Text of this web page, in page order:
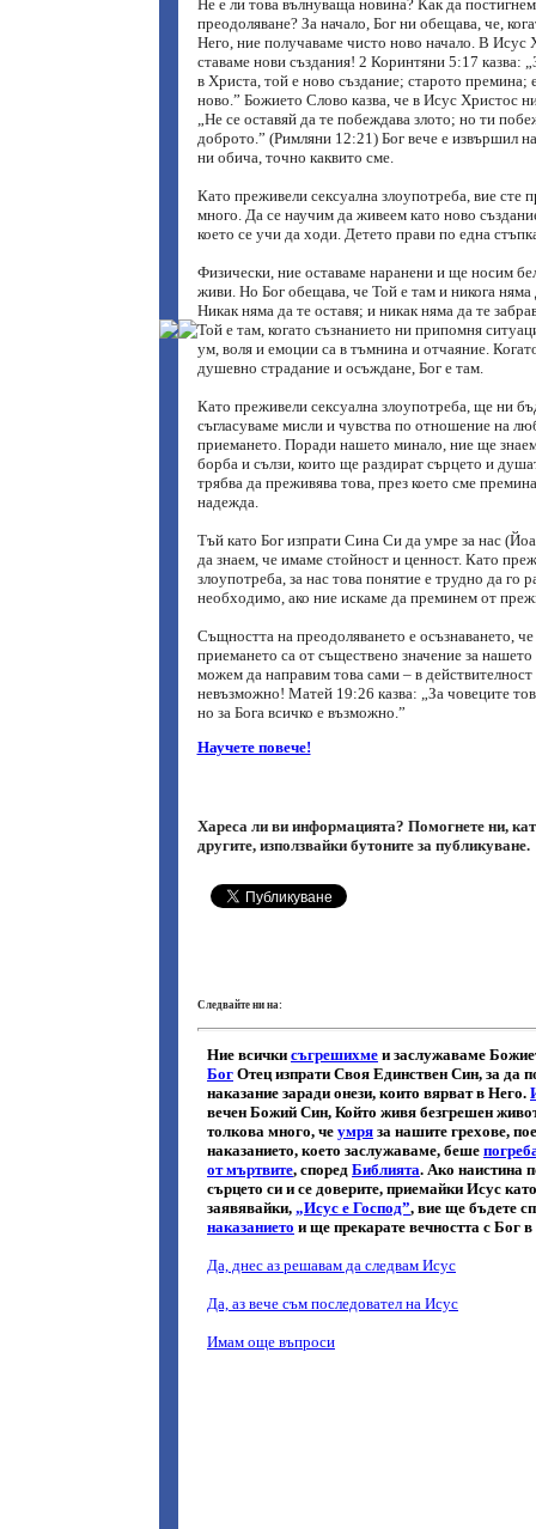
Не е ли това вълнуваща новина? Как да
преодоляване? За начало, Бог ни обещава, че,
Него, ние получаваме чисто ново начало. В Исус
ставаме нови създания! 2 Коринтяни 5:17 казва:
в Христа, той е ново създание; старото премина;
ново.” Божието Слово казва, че в Исус Христос
„Не се оставяй да те побеждава злото; но ти
доброто.” (Римляни 12:21) Бог вече е извършил
ни обича, точно каквито сме.
Като преживели сексуална злоупотреба, вие сте
много. Да се научим да живеем като ново
което се учи да ходи. Детето прави по една
Физически, ние оставаме наранени и ще носим
живи. Но Бог обещава, че Той е там и никога няма
Никак няма да те оставя; и никак няма да те
Той е там, когато съзнанието ни припомня
ум, воля и емоции са в тъмнина и отчаяние.
душевно страдание и осъждане, Бог е там.
Като преживели сексуална злоупотреба, ще ни
съгласуваме мисли и чувства по отношение на
приемането. Поради нашето минало, ние ще
борба и сълзи, които ще раздират сърцето и
трябва да преживява това, през което сме
надежда.
Тъй като Бог изпрати Сина Си да умре за нас
да знаем, че имаме стойност и ценност. Като
злоупотреба, за нас това понятие е трудно да го
необходимо, ако ние искаме да преминем от
Същността на преодоляването е осъзнаването,
приемането са от съществено значение за
можем да направим това сами – в действителност
невъзможно! Матей 19:26 казва: „За човеците
но за Бога всичко е възможно.”
Научете повече!
Хареса ли ви информацията? Помогнете ни,
другите, използвайки бутоните за публикуване.
Следвайте ни на: